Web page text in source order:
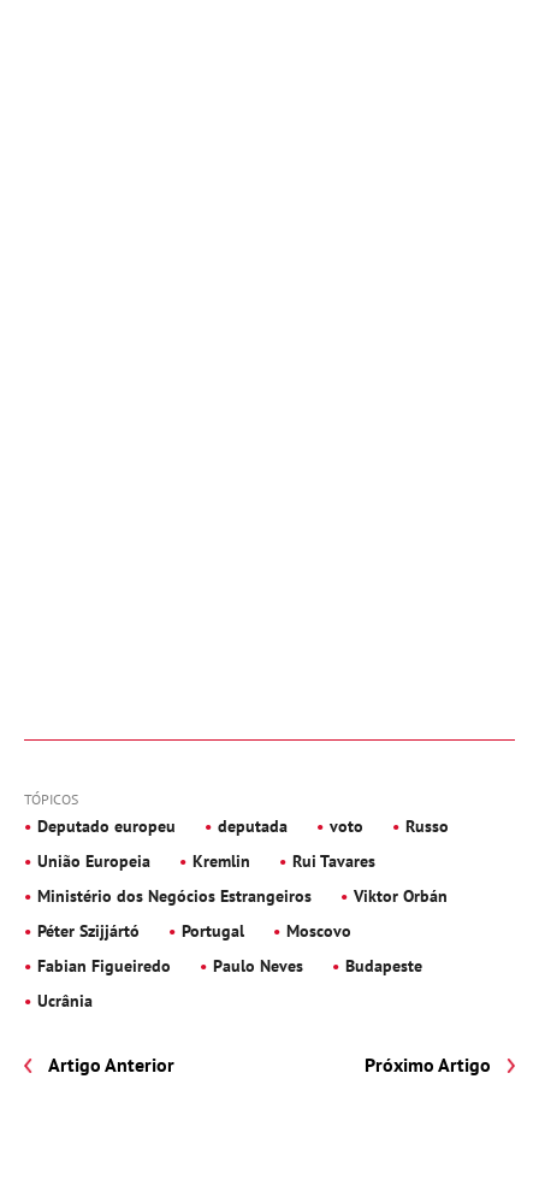
TÓPICOS
Deputado europeu deputada voto
Russo
União Europeia
Kremlin
Rui Tavares
Ministério dos Negócios Estrangeiros
Viktor Orbán
Péter Szijjártó
Portugal
Moscovo
Fabian Figueiredo
Paulo Neves
Budapeste
Ucrânia
Artigo Anterior Próximo Artigo